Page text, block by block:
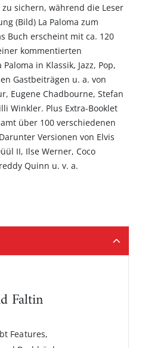
sichern, während die Leser
(Bild) La Paloma zum
Buch erscheint mit ca. 120
kommentierten
in Klassik, Jazz, Pop,
Gastbeiträgen u. a. von
Eugene Chadbourne, Stefan
Winkler. Plus Extra-Booklet
über 100 verschiedenen
Versionen von Elvis
II, Ilse Werner, Coco
Quinn u. v. a.
Faltin
Features,